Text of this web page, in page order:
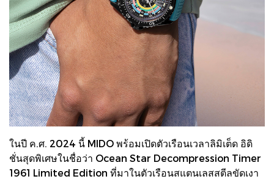
ในปี ค.ศ. 2024 นี้ MIDO พร้อมเปิดตัวเรือนเวลาลิมิเต็ด อิดิ
ชั่นสุดพิเศษในชื่อว่า Ocean Star Decompression Timer
1961 Limited Edition ที่มาในตัวเรือนสแตนเลสสตีลขัดเงา